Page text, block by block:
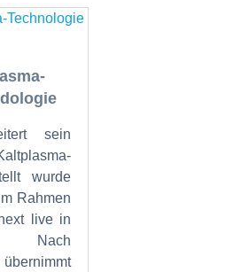
sein
wurde
Rahmen
live in